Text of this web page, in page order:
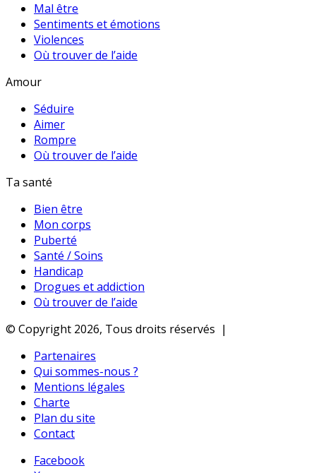
Mal être
Sentiments et émotions
Violences
Où trouver de l’aide
Amour
Séduire
Aimer
Rompre
Où trouver de l’aide
Ta santé
Bien être
Mon corps
Puberté
Santé / Soins
Handicap
Drogues et addiction
Où trouver de l’aide
© Copyright 2026, Tous droits réservés |
Partenaires
Qui sommes-nous ?
Mentions légales
Charte
Plan du site
Contact
Facebook